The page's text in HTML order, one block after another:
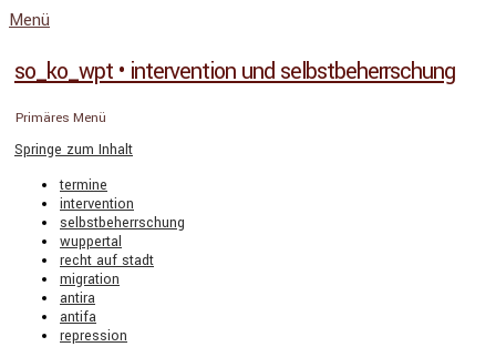
Menü
so_ko_wpt • intervention und selbstbeherrschung
Primäres Menü
Springe zum Inhalt
termine
intervention
selbstbeherrschung
wuppertal
recht auf stadt
migration
antira
antifa
repression